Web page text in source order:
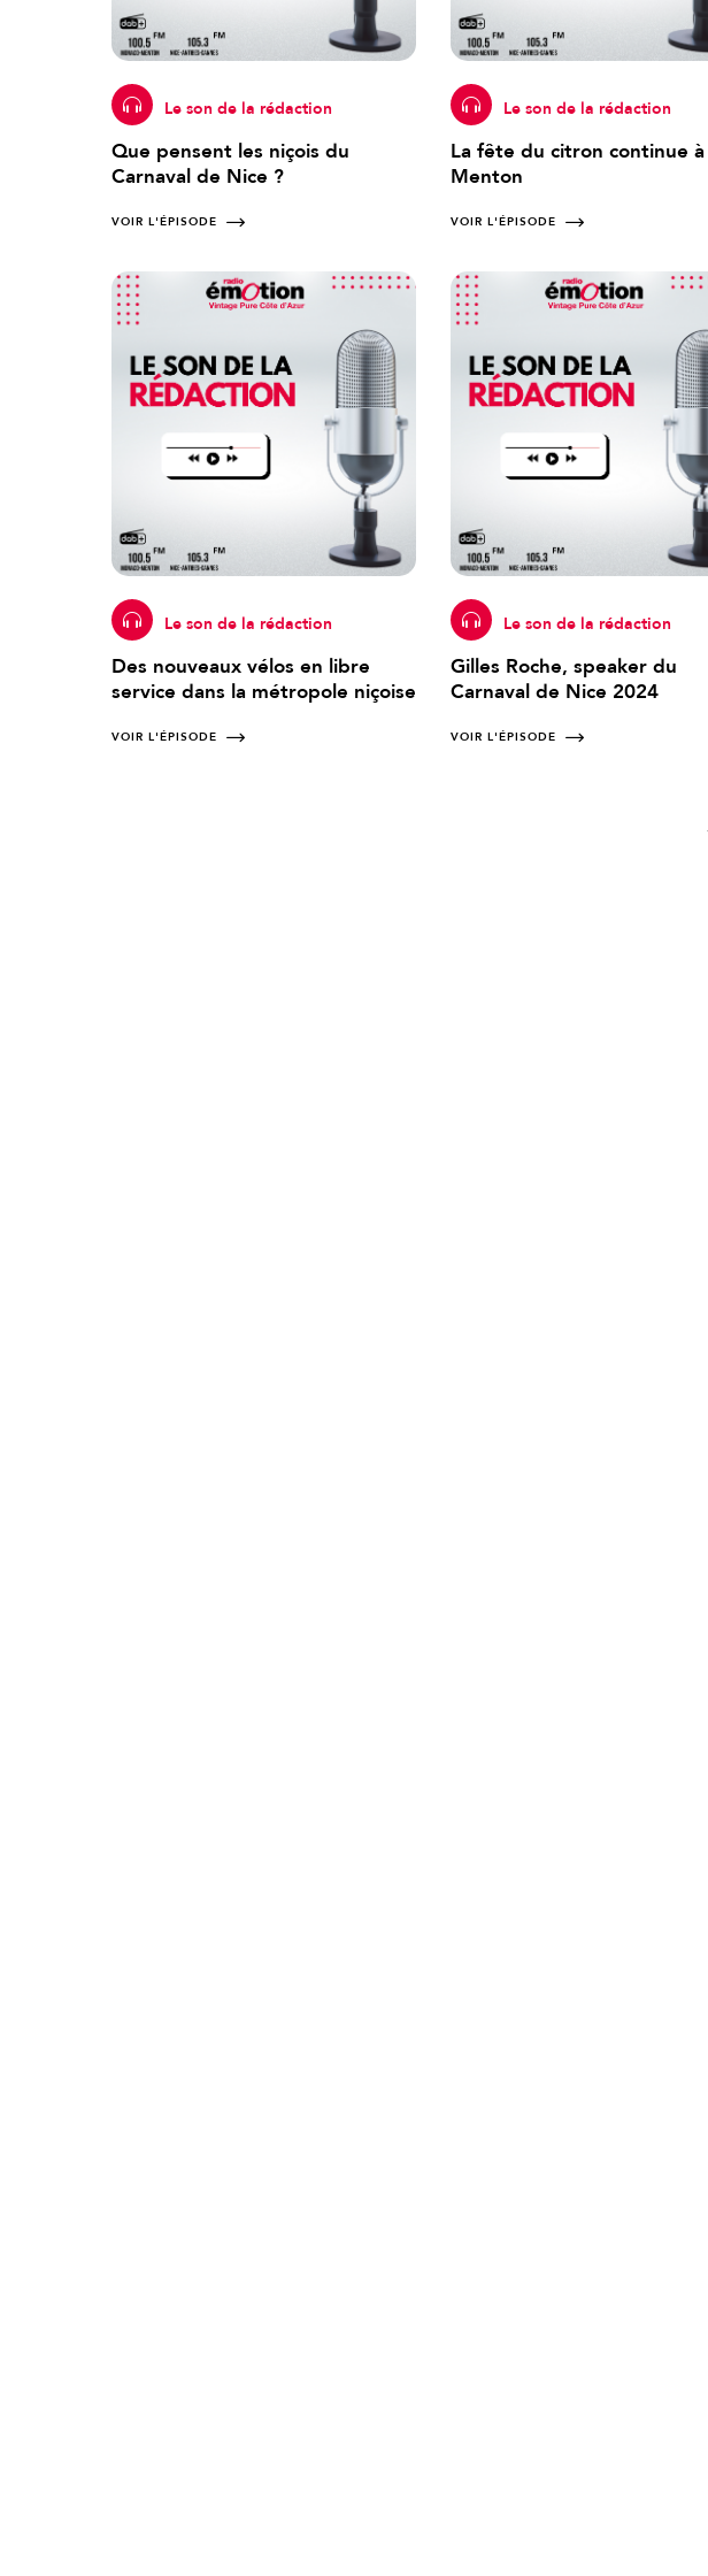
Le son de la rédaction
Que pensent les niçois du
Carnaval de Nice ?
VOIR L'ÉPISODE
Le son de la rédaction
La fête du citron continue à
Menton
VOIR L'ÉPISODE
Le son de la rédaction
Des nouveaux vélos en libre
service dans la métropole niçoise
VOIR L'ÉPISODE
Le son de la rédaction
Gilles Roche, speaker du
Carnaval de Nice 2024
VOIR L'ÉPISODE